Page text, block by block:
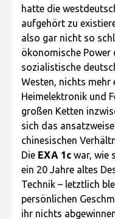
hatte die
aufgehört zu
also gar nicht so
ökonomische Power
sozialistische
Westen, nichts mehr
Heimelektronik und
großen Ketten
sich das
chinesischen
Die EXA 1c war, wie
ein 20 Jahre altes
Technik – letztlich
persönlichen
ihr nichts